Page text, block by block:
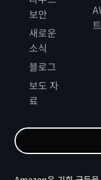
보안
새로운
소식
블로그
보도 자
료